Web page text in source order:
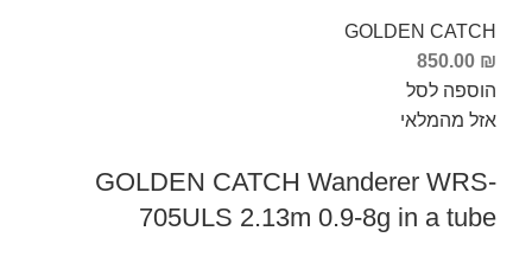
GOLDEN CATCH
850.00 ₪
הוספה לסל
אזל מהמלאי
GOLDEN CATCH Wanderer WRS-
705ULS 2.13m 0.9-8g in a tube